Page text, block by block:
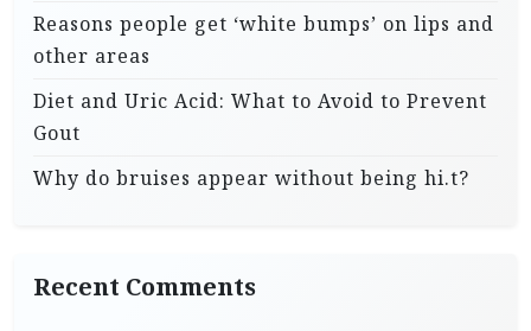
Reasons people get ‘white bumps’ on lips and
other areas
Diet and Uric Acid: What to Avoid to Prevent
Gout
Why do bruises appear without being hi.t?
Recent Comments